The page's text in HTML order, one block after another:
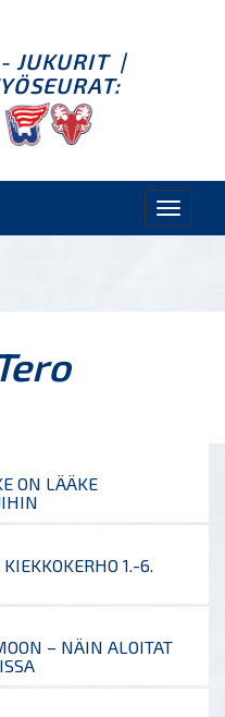
JUKURIT |
Toggle
ON LÄÄKE
1.-6.
– NÄIN ALOITAT